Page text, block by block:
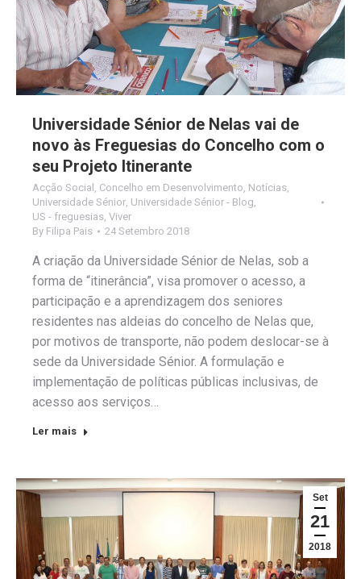
Universidade Sénior de Nelas vai de
novo às Freguesias do Concelho com o
seu Projeto Itinerante
Acção Social Concelho em Desenvolvimento Notícias
Universidade Sénior Universidade Sénior - Blog
US - freguesias Viver
By Filipa Pais 24 Setembro 2018
A criação da Universidade Sénior de Nelas, sob a
forma de “itinerância”, visa promover o acesso, a
participação e a aprendizagem dos seniores
residentes nas aldeias do concelho de Nelas que,
por motivos de transporte, não podem deslocar-se à
sede da Universidade Sénior. A formulação e
implementação de políticas públicas inclusivas, de
acesso aos serviços…
Ler mais
Set
21
2018